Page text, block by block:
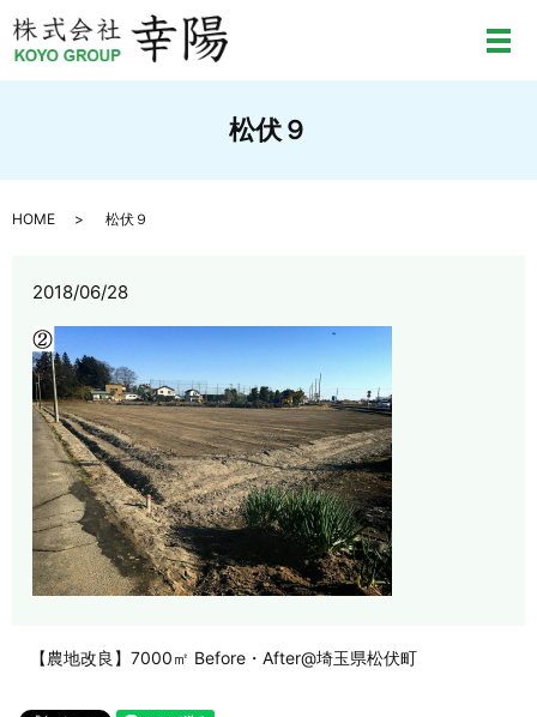
メ
松伏９
HOME 松伏９
2018/06/28
【農地改良】7000㎡ Before・After@埼玉県松伏町